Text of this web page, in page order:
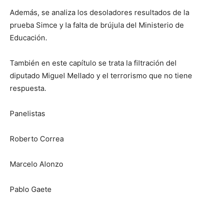
Además, se analiza los desoladores resultados de la
prueba Simce y la falta de brújula del Ministerio de
Educación.
También en este capítulo se trata la filtración del
diputado Miguel Mellado y el terrorismo que no tiene
respuesta.
Panelistas
Roberto Correa
Marcelo Alonzo
Pablo Gaete